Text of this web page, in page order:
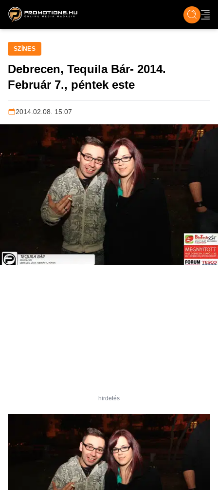
ZENE, FILM & KULT ÉLET TECH &
SZÍNES
Debrecen, Tequila Bár- 2014.
Február 7., péntek este
2014.02.08. 15:07
hirdetés